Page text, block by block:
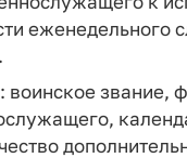
еженедельного
звание,